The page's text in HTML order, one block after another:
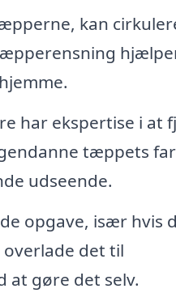
kan
har ekspertise i at
tæppets
udseende.
opgave, især hvis
det til
at gøre det selv.